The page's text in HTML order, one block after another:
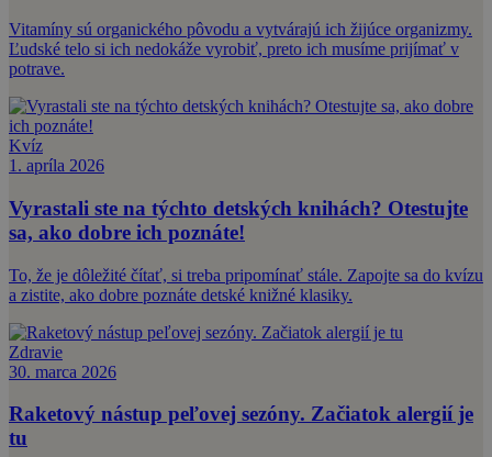
Vitamíny sú organického pôvodu a vytvárajú ich žijúce organizmy.
Ľudské telo si ich nedokáže vyrobiť, preto ich musíme prijímať v
potrave.
Kvíz
1. apríla 2026
Vyrastali ste na týchto detských knihách? Otestujte
sa, ako dobre ich poznáte!
To, že je dôležité čítať, si treba pripomínať stále. Zapojte sa do kvízu
a zistite, ako dobre poznáte detské knižné klasiky.
Zdravie
30. marca 2026
Raketový nástup peľovej sezóny. Začiatok alergií je
tu